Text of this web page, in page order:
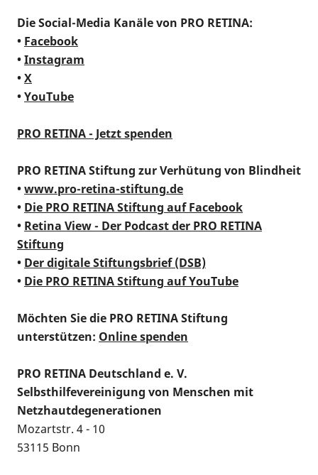
Die Social-Media Kanäle von PRO RETINA:
• Facebook
•Instagram
•X
•YouTube
PRO RETINA - Jetzt spenden
PRO RETINA Stiftung zur Verhütung von Blindheit
•www.pro-retina-stiftung.de
• Die PRO RETINA Stiftung auf Facebook
• Retina View - Der Podcast der PRO RETINA
Stiftung
• Der digitale Stiftungsbrief (DSB)
• Die PRO RETINA Stiftung auf YouTube
Möchten Sie die PRO RETINA Stiftung
unterstützen: Online spenden
PRO RETINA Deutschland e. V.
Selbsthilfevereinigung von Menschen mit
Netzhautdegenerationen
Mozartstr. 4 - 10
53115 Bonn